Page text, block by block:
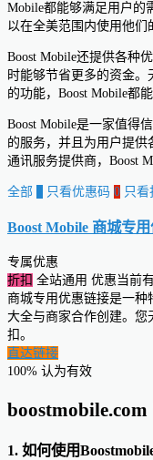
Mobile都能够满足用户的
以在全美范围内使用他们
Boost Mobile还提供各种
时能够节省更多的资金
的功能，Boost Mobile都
Boost Mobile是一家值得
的服务，并且为用户提
通讯服务提供商，Boost
全部 只看优惠码 0 只看
Boost Mobile 商城专
专属优惠
折扣
全站通用 优惠当前
商城专用优惠链接是一种
大全与商家合作创建。您
扣。
直达链接
100% 认为有效
boostmobile.com
1. 如何使用